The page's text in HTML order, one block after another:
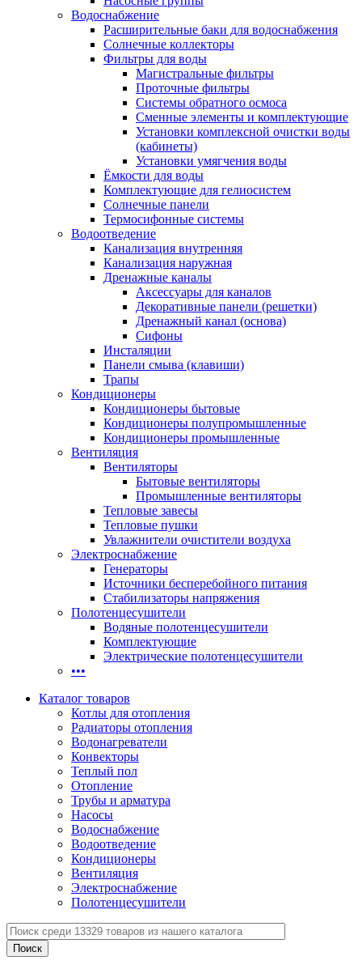
Водоснабжение
Расширительные баки для водоснабжения
Солнечные коллекторы
Фильтры для воды
Магистральные фильтры
Проточные фильтры
Системы обратного осмоса
Сменные элементы и комплектующие
Установки комплексной очистки воды
(кабинеты)
Установки умягчения воды
Ёмкости для воды
Комплектующие для гелиосистем
Солнечные панели
Термосифонные системы
Водоотведение
Канализация внутренняя
Канализация наружная
Дренажные каналы
Аксессуары для каналов
Декоративные панели (решетки)
Дренажный канал (основа)
Сифоны
Инсталяции
Панели смыва (клавиши)
Трапы
Кондиционеры
Кондиционеры бытовые
Кондиционеры полупромышленные
Кондиционеры промышленные
Вентиляция
Вентиляторы
Бытовые вентиляторы
Промышленные вентиляторы
Тепловые завесы
Тепловые пушки
Увлажнители очистители воздуха
Электроснабжение
Генераторы
Источники бесперебойного питания
Стабилизаторы напряжения
Полотенцесушители
Водяные полотенцесушители
Комплектующие
Электрические полотенцесушители
•••
Каталог товаров
Котлы для отопления
Радиаторы отопления
Водонагреватели
Конвекторы
Теплый пол
Отопление
Трубы и арматура
Насосы
Водоснабжение
Водоотведение
Кондиционеры
Вентиляция
Электроснабжение
Полотенцесушители